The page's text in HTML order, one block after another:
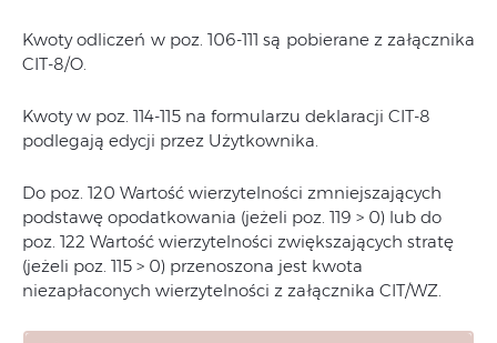
Kwoty odliczeń w poz. 106-111 są pobierane z załącznika
CIT-8/O.
Kwoty w poz. 114-115 na formularzu deklaracji CIT-8
podlegają edycji przez Użytkownika.
Do poz. 120 Wartość wierzytelności zmniejszających
podstawę opodatkowania (jeżeli poz. 119 > 0) lub do
poz. 122 Wartość wierzytelności zwiększających stratę
(jeżeli poz. 115 > 0) przenoszona jest kwota
niezapłaconych wierzytelności z załącznika CIT/WZ.